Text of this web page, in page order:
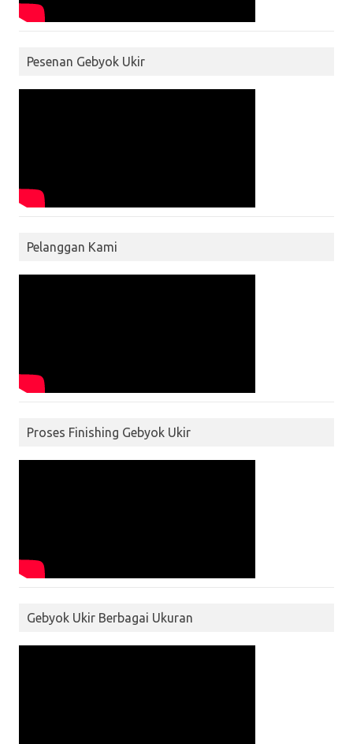
Pesenan Gebyok Ukir
Pelanggan Kami
Proses Finishing Gebyok Ukir
Gebyok Ukir Berbagai Ukuran